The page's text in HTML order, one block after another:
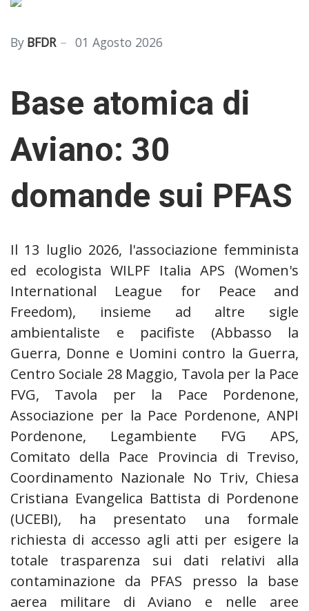
By BFDR 01 Agosto 2026
Base atomica di
Aviano: 30
domande sui PFAS
Il 13 luglio 2026, l'associazione femminista
ed ecologista WILPF Italia APS (Women's
International League for Peace and
Freedom), insieme ad altre sigle
ambientaliste e pacifiste (Abbasso la
Guerra, Donne e Uomini contro la Guerra,
Centro Sociale 28 Maggio, Tavola per la Pace
FVG, Tavola per la Pace Pordenone,
Associazione per la Pace Pordenone, ANPI
Pordenone, Legambiente FVG APS,
Comitato della Pace Provincia di Treviso,
Coordinamento Nazionale No Triv, Chiesa
Cristiana Evangelica Battista di Pordenone
(UCEBI), ha presentato una formale
richiesta di accesso agli atti per esigere la
totale trasparenza sui dati relativi alla
contaminazione da PFAS presso la base
aerea militare di Aviano e nelle aree